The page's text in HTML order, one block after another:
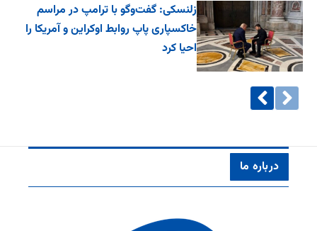
زلنسکی: گفت‌وگو با ترامپ در مراسم
خاکسپاری پاپ روابط اوکراین و آمریکا را
احیا کرد
درباره ما